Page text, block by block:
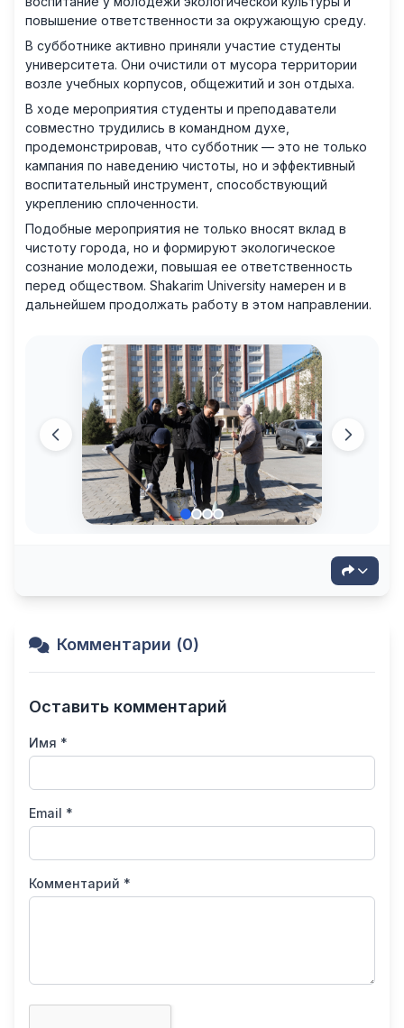
повышение ответственности за окружающую среду.
В субботнике активно приняли участие студенты
университета. Они очистили от мусора территории
возле учебных корпусов, общежитий и зон отдыха.
В ходе мероприятия студенты и преподаватели
совместно трудились в командном духе,
продемонстрировав, что субботник — это не только
кампания по наведению чистоты, но и эффективный
воспитательный инструмент, способствующий
укреплению сплоченности.
Подобные мероприятия не только вносят вклад в
чистоту города, но и формируют экологическое
сознание молодежи, повышая ее ответственность
перед обществом. Shakarim University намерен и в
дальнейшем продолжать работу в этом направлении.
Комментарии (0)
Оставить комментарий
Имя *
Email *
Комментарий *